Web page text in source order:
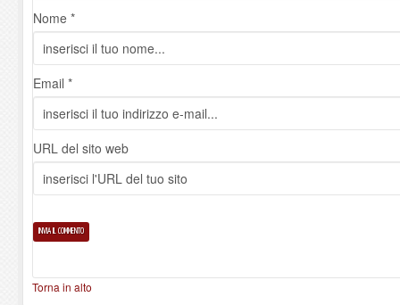
Nome *
Email *
URL del sito web
Torna in alto